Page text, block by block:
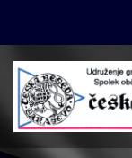
content